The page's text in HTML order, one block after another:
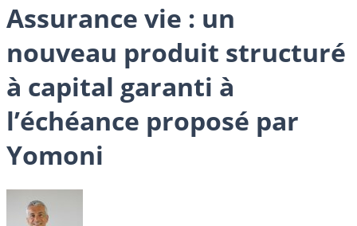
Assurance vie : un
nouveau produit structuré
à capital garanti à
l’échéance proposé par
Yomoni